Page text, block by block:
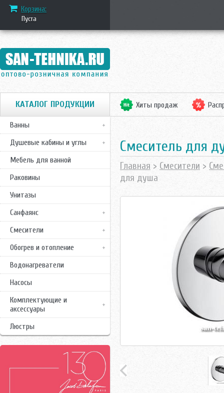
Корзина:
Пуста
КАТАЛОГ ПРОДУКЦИИ
Ванны
Душевые кабины и углы
Мебель для ванной
Раковины
Унитазы
Санфаянс
Смесители
Обогрев и отопление
Водонагреватели
Насосы
Комплектующие и
аксессуары
Люстры
Хиты продаж
Смеситель для
Главная > Смесители >
для душа